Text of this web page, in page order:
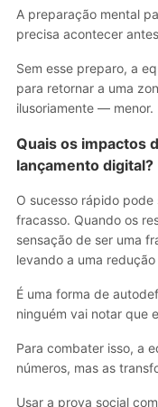
A preparação mental
precisa acontecer
Sem esse preparo, a
para retornar a uma
ilusoriamente — menor.
Quais os impactos
lançamento digital?
O sucesso rápido
fracasso. Quando os
sensação de ser uma
levando a uma
É uma forma de
ninguém vai notar que
Para combater isso, a
números, mas as
Usar a prova social